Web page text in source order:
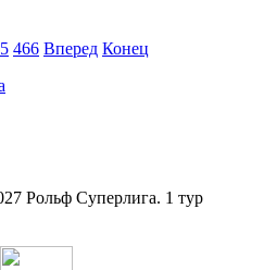
466 Вперед Конец
Рольф Суперлига. 1 тур